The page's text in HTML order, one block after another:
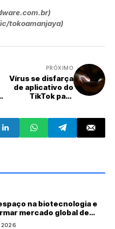
tokoamanjaya)
PRÓXIMO
Vírus se disfarça
de aplicativo do
TikTok para
na biotecnologia e
mercado global de
2026